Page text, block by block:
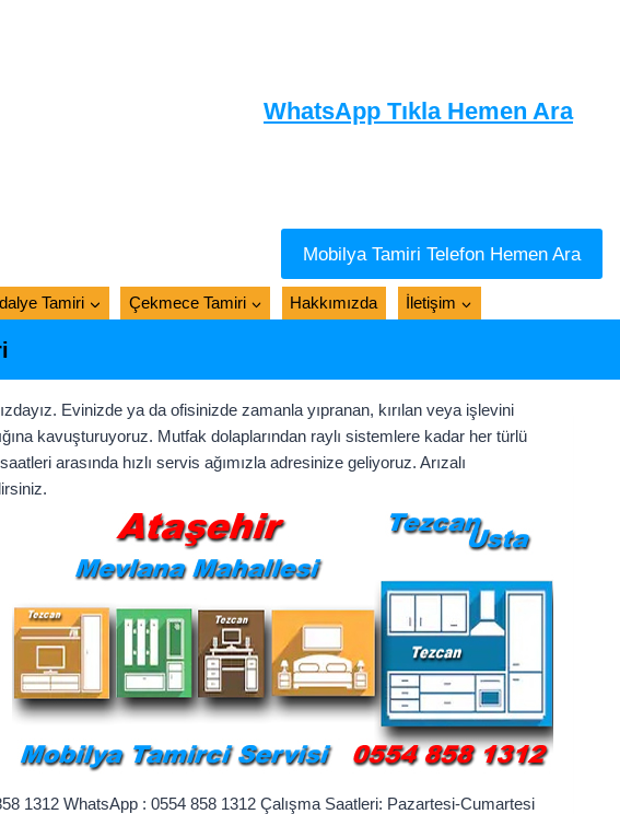
WhatsApp Tıkla Hemen Ara
Mobilya Tamiri Telefon Hemen Ara
Tamiri Çekmece Tamiri Hakkımızda İletişim
Evinizde ya da ofisinizde zamanla yıpranan, kırılan veya işlevini
kavuşturuyoruz. Mutfak dolaplarından raylı sistemlere kadar her türlü
arasında hızlı servis ağımızla adresinize geliyoruz. Arızalı
1312 WhatsApp : 0554 858 1312 Çalışma Saatleri: Pazartesi‑Cumartesi